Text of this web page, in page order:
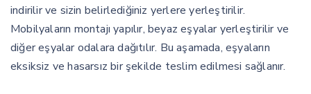
indirilir ve sizin belirlediğiniz yerlere yerleştirilir.
Mobilyaların montajı yapılır, beyaz eşyalar yerleştirilir ve
diğer eşyalar odalara dağıtılır. Bu aşamada, eşyaların
eksiksiz ve hasarsız bir şekilde teslim edilmesi sağlanır.